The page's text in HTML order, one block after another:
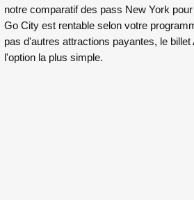
notre comparatif des pass New York
Go City est rentable selon votre
pas d'autres attractions payantes, le
l'option la plus simple.